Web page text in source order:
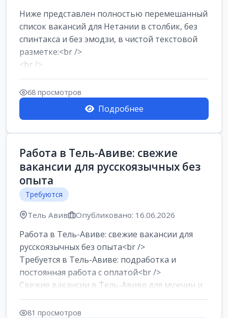
Ниже представлен полностью перемешанный
список вакансий для Нетании в столбик, без
спинтакса и без эмодзи, в чистой текстовой
разметке:<br />
<br />
Работа в Нетании на мебельном
производстве: требу...
68 просмотров
Подробнее
Работа в Тель-Авиве: свежие
вакансии для русскоязычных без
опыта
Требуются
Тель Авив Опубликовано: 16.06.2026
Работа в Тель-Авиве: свежие вакансии для
русскоязычных без опыта<br />
Требуется в Тель-Авиве: подработка и
постоянная работа с оплатой<br />
Свежие вакансии в Тель-Авиве для мужчин и
женщин от хозя...
81 просмотров